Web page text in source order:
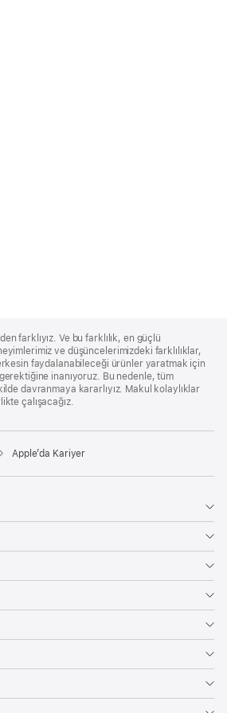
farklıyız. Ve bu farklılık, en güçlü
ve düşüncelerimizdeki farklılıklar,
faydalanabileceği ürünler yaratmak için
inanıyoruz. Bu nedenle, tüm
davranmaya kararlıyız. Makul kolaylıklar
çalışacağız.
Apple’da Kariyer